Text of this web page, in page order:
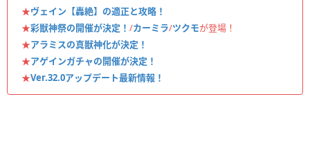
★ヴェイン【轟絶】の適正と攻略！
★彩獣神祭の開催が決定！ /カーミラ/ツクモが登場！
★アラミスの真獣神化が決定！
★アゲインガチャの開催が決定！
★Ver.32.0アップデート最新情報！